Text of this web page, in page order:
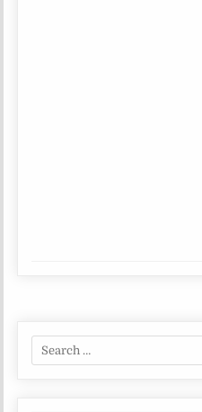
Search
for: